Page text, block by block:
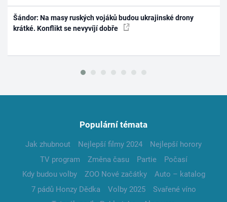
Šándor: Na masy ruských vojáků budou ukrajinské drony
krátké. Konflikt se nevyvíjí dobře
Populární témata
Jak zhubnout Nejlepší filmy 2024
Nejlepší horory
TV program
Změna času Partie
Počasí
Kdy budou volby
ZOO Nové začátky
Auto – katalog
7 pádů Honzy Dědka
Volby 2025
Svařené víno